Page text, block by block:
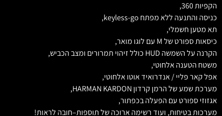
הקפיות 360,
כניסה והתנעה ללא מפתח keyless-go,
תא מטען חשמלי,
כיסאות ספורט של M עם לוגו מואר,
הקרנה על השמשה HUD כולל זיהוי תמרורים ומצב הכביש,
משטח הטענה אלחוטי,
אפל קאר פליי / אנדרואיד אוטו אלחוטי,
מערכת שמע של הרמן קרדון HARMAN KARDON,
אגזוזי ספורט עם הפעלה בכפתור,
מערכות בטיחות, ועוד רשימה ארוכה של תוספות–חובה לראות!